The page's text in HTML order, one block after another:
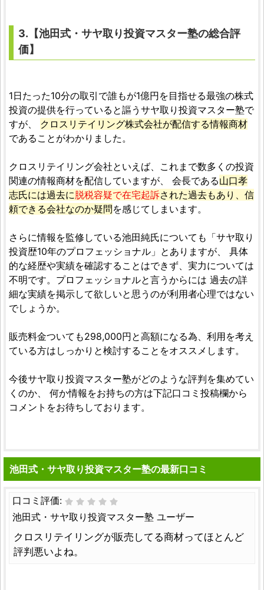
3.【池田式・サヤ取り投資マスター塾の総合評
価】
1日たった10分の取引で誰もが1億円を目指せる最強の株式
投資の提供を行っていると謳うサヤ取り投資マスター塾で
すが、 クロスリテイリング株式会社が配信する情報商材
であることがわかりました。
クロスリテイリング会社といえば、これまで数多くの投資
関連の情報商材を配信していますが、 会長である山口孝
志氏には過去に脱税容疑で在宅起訴された過去もあり、信
頼できる会社なのか疑問を感じてしまいます。
さらに情報を監修している池田純氏についても「サヤ取り
投資歴10年のプロフェッショナル」とありますが、 具体
的な経歴や実績を確認することはできず、実力については
不明です。プロフェッショナルと言うからには 過去の詳
細な実績を掲示して欲しいと思うのが利用者心理ではない
でしょうか。
販売料金ついても298,000円と高額になる為、利用を考え
ている方はしっかりと検討することをオススメします。
今後サヤ取り投資マスター塾がどのような評判を集めてい
くのか、 何か情報をお持ちの方は下記口コミ投稿欄から
コメントをお待ちしております。
池田式・サヤ取り投資マスター塾の最新口コミ
口コミ評価:
池田式・サヤ取り投資マスター塾 ユーザー
クロスリテイリングが販売してる商材ってほとんど
評判悪いよね。